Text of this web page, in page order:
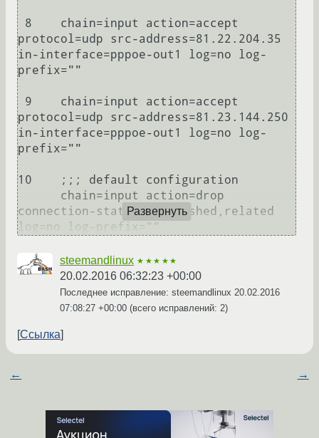
protocol=udp src-address=81.22.204.35
in-interface=pppoe-out1 log=no log-
prefix=""
protocol=udp src-address=81.23.144.250
in-interface=pppoe-out1 log=no log-
prefix=""
10    ;;; default configuration
connection-state=established,related
Развернуть
steemandlinux ★★★★★
20.02.2016 06:32:23 +00:00
Последнее исправление: steemandlinux 20.02.2016
07:08:27 +00:00 (всего исправлений: 2)
Ссылка
← →